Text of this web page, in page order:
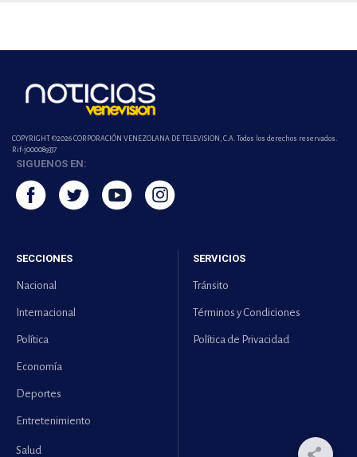
COPYRIGHT ©2026 CORPORACIÓN VENEZOLANA DE TELEVISION, C.A. Todos los derechos reservados.
Rif-j000089337
SIGUENOS EN:
SECCIONES
Nacional
Internacional
Política
Economía
Deportes
Entretenimiento
Salud
SERVICIOS
Tránsito
Términos y Condiciones
Política de Privacidad